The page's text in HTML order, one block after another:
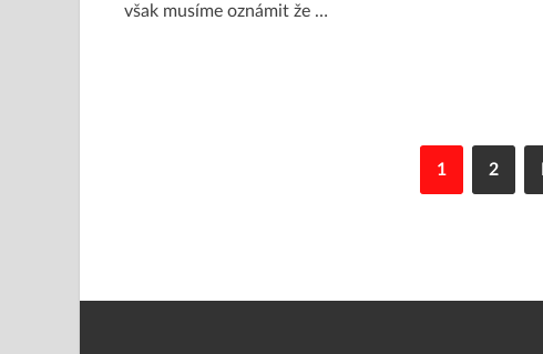
však musíme oznámit že …
1 2